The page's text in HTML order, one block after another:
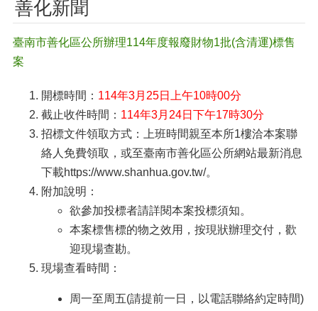
善化新聞
臺南市善化區公所辦理114年度報廢財物1批(含清運)標售
案
開標時間： 114年3月25日上午10時00分
截止收件時間： 114年3月24日下午17時30分
招標文件領取方式：上班時間親至本所1樓洽本案聯
絡人免費領取，或至臺南市善化區公所網站最新消息
下載https://www.shanhua.gov.tw/。
附加說明：
欲參加投標者請詳閱本案投標須知。
本案標售標的物之效⽤，按現狀辦理交付，歡
迎現場查勘。
現場查看時間：
周一至周五(請提前一日，以電話聯絡約定時間)